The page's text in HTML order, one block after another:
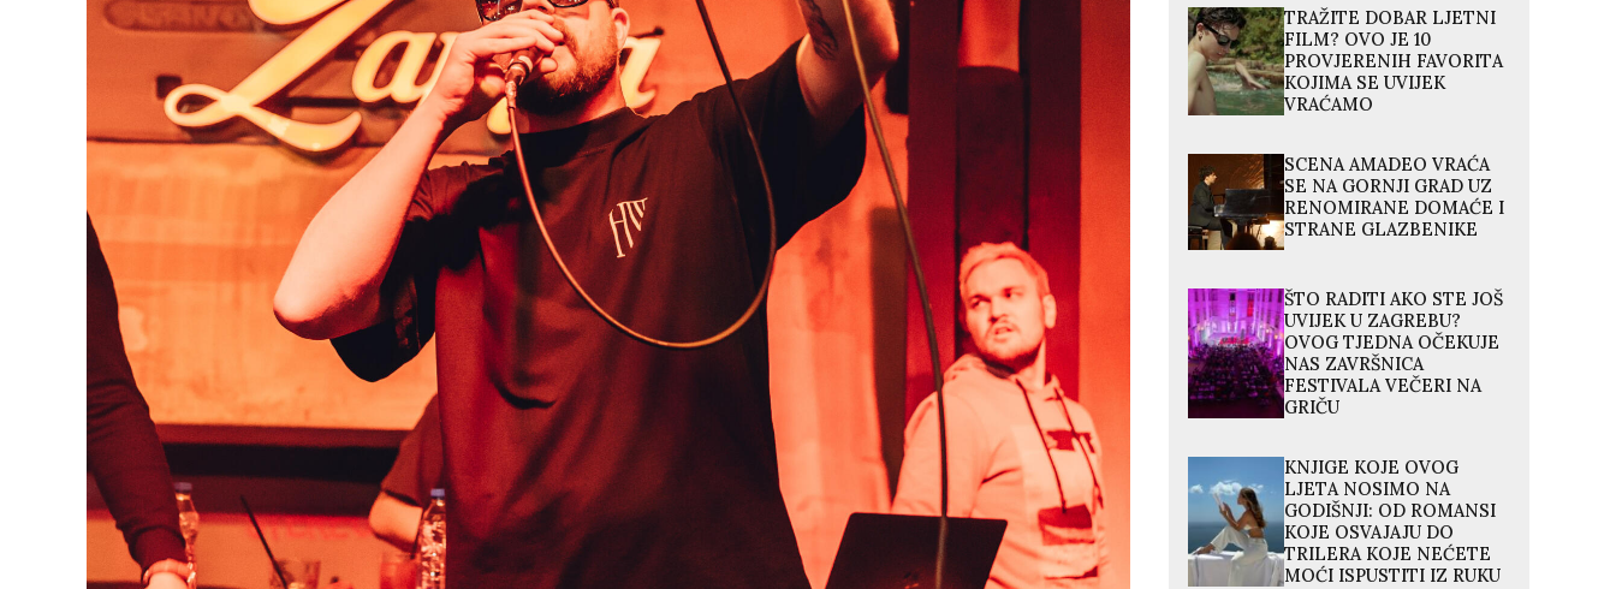
TRAŽITE DOBAR LJETNI
FILM? OVO JE 10
PROVJERENIH FAVORITA
KOJIMA SE UVIJEK
VRAĆAMO
SCENA AMADEO VRAĆA
SE NA GORNJI GRAD UZ
RENOMIRANE DOMAĆE I
STRANE GLAZBENIKE
ŠTO RADITI AKO STE JOŠ
UVIJEK U ZAGREBU?
OVOG TJEDNA OČEKUJE
NAS ZAVRŠNICA
FESTIVALA VEČERI NA
GRIČU
KNJIGE KOJE OVOG
LJETA NOSIMO NA
GODIŠNJI: OD ROMANSI
KOJE OSVAJAJU DO
TRILERA KOJE NEĆETE
MOĆI ISPUSTITI IZ RUKU